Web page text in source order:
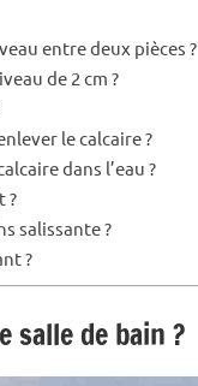
entre deux pièces ?
de 2 cm ?
le calcaire ?
dans l’eau ?
?
salissante ?
?
salle de bain ?